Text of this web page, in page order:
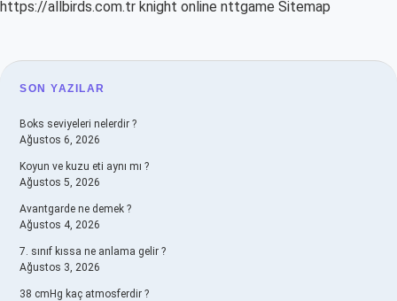
https://allbirds.com.tr knight online nttgame Sitemap
SIDEBAR
SON YAZILAR
Boks seviyeleri nelerdir ?
Ağustos 6, 2026
Koyun ve kuzu eti aynı mı ?
Ağustos 5, 2026
Avantgarde ne demek ?
Ağustos 4, 2026
7. sınıf kıssa ne anlama gelir ?
Ağustos 3, 2026
38 cmHg kaç atmosferdir ?